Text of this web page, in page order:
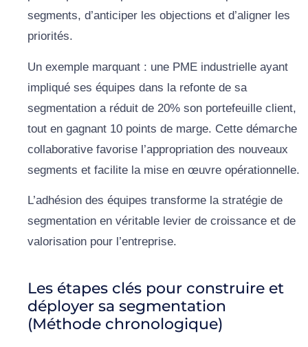
segments, d’anticiper les objections et d’aligner les
priorités.
Un exemple marquant : une PME industrielle ayant
impliqué ses équipes dans la refonte de sa
segmentation a réduit de 20% son portefeuille client,
tout en gagnant 10 points de marge. Cette démarche
collaborative favorise l’appropriation des nouveaux
segments et facilite la mise en œuvre opérationnelle.
L’adhésion des équipes transforme la stratégie de
segmentation en véritable levier de croissance et de
valorisation pour l’entreprise.
Les étapes clés pour construire et
déployer sa segmentation
(Méthode chronologique)